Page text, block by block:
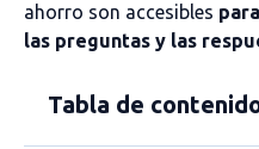
ahorro son accesibles
las preguntas y las
Tabla de